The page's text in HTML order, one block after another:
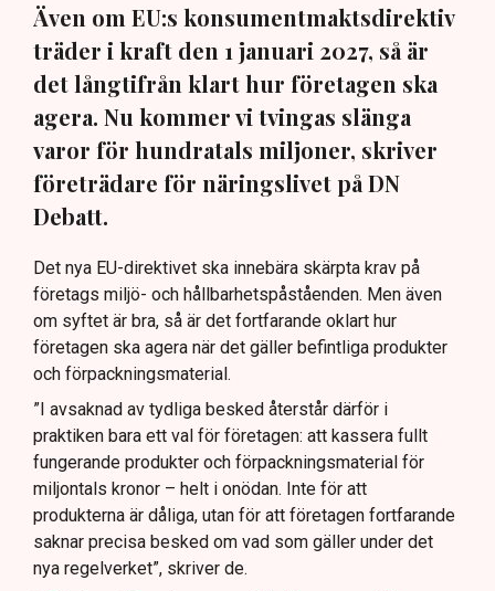
Även om EU:s konsumentmaktsdirektiv
träder i kraft den 1 januari 2027, så är
det långtifrån klart hur företagen ska
agera. Nu kommer vi tvingas slänga
varor för hundratals miljoner, skriver
företrädare för näringslivet på DN
Debatt.
Det nya EU-direktivet ska innebära skärpta krav på
företags miljö- och hållbarhetspåståenden. Men även
om syftet är bra, så är det fortfarande oklart hur
företagen ska agera när det gäller befintliga produkter
och förpackningsmaterial.
”I avsaknad av tydliga besked återstår därför i
praktiken bara ett val för företagen: att kassera fullt
fungerande produkter och förpackningsmaterial för
miljontals kronor – helt i onödan. Inte för att
produkterna är dåliga, utan för att företagen fortfarande
saknar precisa besked om vad som gäller under det
nya regelverket”, skriver de.